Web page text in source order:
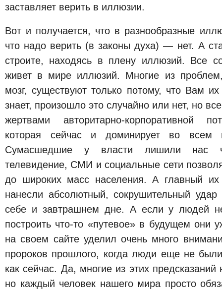
заставляет верить в иллюзии.
Вот и получается, что в разнообразные
что надо верить (в законы духа) — нет. А
строите, находясь в плену иллюзий. Все
живет в мире иллюзий. Многие из
мозг, существуют только потому, что Вам
знает, произошло это случайно или нет, но
жертвами авторитарно-корпоративной
которая сейчас и доминирует во всем
Сумасшедшие у власти лишили нас
телевидение, СМИ и социальные сети
до широких масс населения. А главный
нанесли абсолютный, сокрушительный
себе и завтрашнем дне. А если у людей
построить что-то «путевое» в будущем они
на своем сайте уделил очень много
пророков прошлого, когда люди еще не
как сейчас. Да, многие из этих предсказаний
но каждый человек нашего мира просто